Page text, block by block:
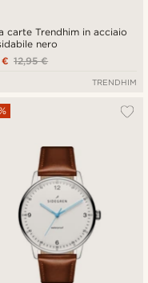
carte Trendhim in acciaio
nero
12,95 €
€
TRENDHIM